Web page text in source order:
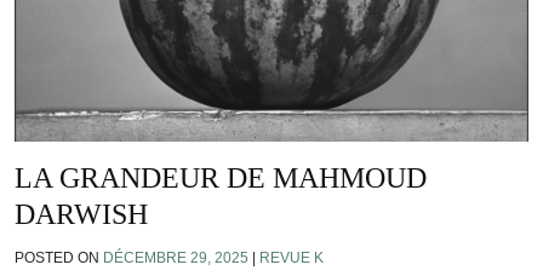
LA GRANDEUR DE MAHMOUD
DARWISH
POSTED ON DÉCEMBRE 29, 2025 | REVUE K